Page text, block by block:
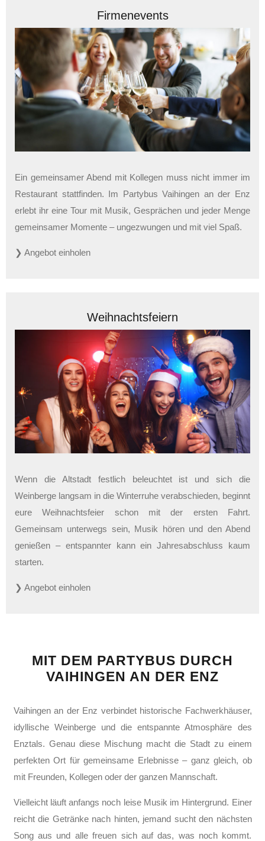
Firmenevents
Ein gemeinsamer Abend mit Kollegen muss nicht immer im
Restaurant stattfinden. Im Partybus Vaihingen an der Enz
erlebt ihr eine Tour mit Musik, Gesprächen und jeder Menge
gemeinsamer Momente – ungezwungen und mit viel Spaß.
❯ Angebot einholen
Weihnachtsfeiern
Wenn die Altstadt festlich beleuchtet ist und sich die
Weinberge langsam in die Winterruhe verabschieden, beginnt
eure Weihnachtsfeier schon mit der ersten Fahrt.
Gemeinsam unterwegs sein, Musik hören und den Abend
genießen – entspannter kann ein Jahresabschluss kaum
starten.
❯ Angebot einholen
MIT DEM PARTYBUS DURCH
VAIHINGEN AN DER ENZ
Vaihingen an der Enz verbindet historische Fachwerkhäuser,
idyllische Weinberge und die entspannte Atmosphäre des
Enztals. Genau diese Mischung macht die Stadt zu einem
perfekten Ort für gemeinsame Erlebnisse – ganz gleich, ob
mit Freunden, Kollegen oder der ganzen Mannschaft.
Vielleicht läuft anfangs noch leise Musik im Hintergrund. Einer
reicht die Getränke nach hinten, jemand sucht den nächsten
Song aus und alle freuen sich auf das, was noch kommt.